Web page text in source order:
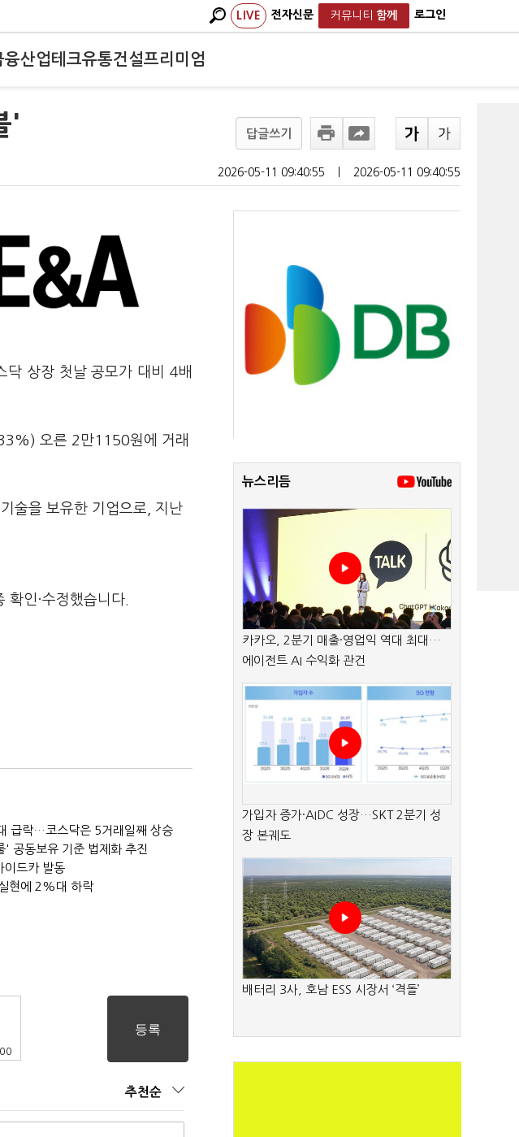
LIVE 전자신문 커뮤니티 함께 로그인
융산업테크유통건설프리미엄
' 답글쓰기
2026-05-11 09:40:55 2026-05-11 09:40:55
닥 상장 첫날 공모가 대비 4배
오른 2만1150원에 거래
술을 보유한 기업으로, 지난
인·수정했습니다.
급락…코스닥은 5거래일째 상승
공동보유 기준 법제화 추진
드카 발동
현에 2%대 하락
추천순
뉴스리듬
카카오, 2분기 매출·영업익 역대 최대…
에이전트 AI 수익화 관건
가입자 증가·AIDC 성장…SKT 2분기 성
장 본궤도
배터리 3사, 호남 ESS 시장서 ‘격돌’